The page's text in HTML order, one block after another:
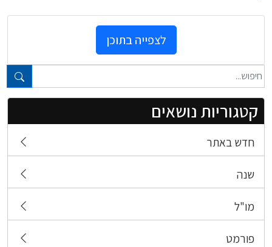
טקסט חופשי...
קטגוריות נושאים
חדש באתר
שנה
מו"ל
פורמט
לצפייה בתוכן